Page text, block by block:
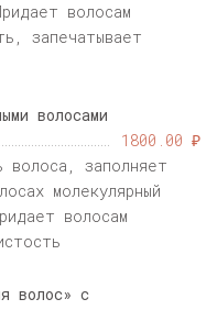
волосам
запечатывает
волосами
1800.00 ₽
волоса, заполняет
молекулярный
волосам
волос» с